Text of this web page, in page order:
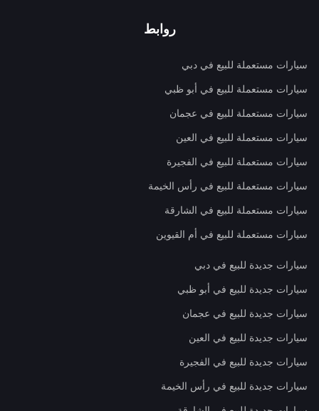
روابط
سيارات مستعملة للبيع في دبي
سيارات مستعملة للبيع في أبو ظبي
سيارات مستعملة للبيع في عجمان
سيارات مستعملة للبيع في العين
سيارات مستعملة للبيع في الفجيرة
سيارات مستعملة للبيع في رأس الخيمة
سيارات مستعملة للبيع في الشارقة
سيارات مستعملة للبيع في أم القيوين
سيارات جديدة للبيع في دبي
سيارات جديدة للبيع في أبو ظبي
سيارات جديدة للبيع في عجمان
سيارات جديدة للبيع في العين
سيارات جديدة للبيع في الفجيرة
سيارات جديدة للبيع في رأس الخيمة